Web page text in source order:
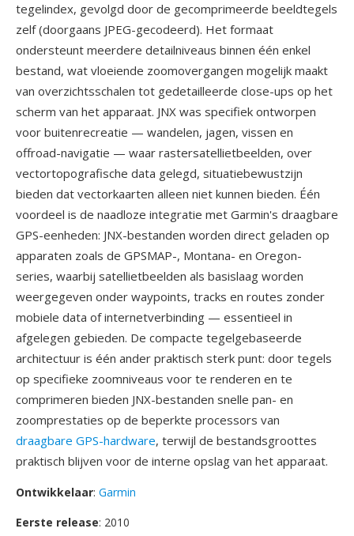
tegelindex, gevolgd door de gecomprimeerde beeldtegels
zelf (doorgaans JPEG-gecodeerd). Het formaat
ondersteunt meerdere detailniveaus binnen één enkel
bestand, wat vloeiende zoomovergangen mogelijk maakt
van overzichtsschalen tot gedetailleerde close-ups op het
scherm van het apparaat. JNX was specifiek ontworpen
voor buitenrecreatie — wandelen, jagen, vissen en
offroad-navigatie — waar rastersatellietbeelden, over
vectortopografische data gelegd, situatiebewustzijn
bieden dat vectorkaarten alleen niet kunnen bieden. Één
voordeel is de naadloze integratie met Garmin's draagbare
GPS-eenheden: JNX-bestanden worden direct geladen op
apparaten zoals de GPSMAP-, Montana- en Oregon-
series, waarbij satellietbeelden als basislaag worden
weergegeven onder waypoints, tracks en routes zonder
mobiele data of internetverbinding — essentieel in
afgelegen gebieden. De compacte tegelgebaseerde
architectuur is één ander praktisch sterk punt: door tegels
op specifieke zoomniveaus voor te renderen en te
comprimeren bieden JNX-bestanden snelle pan- en
zoomprestaties op de beperkte processors van
draagbare GPS-hardware, terwijl de bestandsgroottes
praktisch blijven voor de interne opslag van het apparaat.
Ontwikkelaar: Garmin
Eerste release: 2010